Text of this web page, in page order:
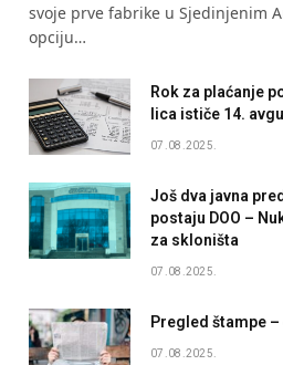
svoje prve fabrike u Sjedinjenim
opciju…
Rok za plaćanje
lica ističe 14.
07.08.2025.
Još dva javna
postaju DOO –
za skloništa
07.08.2025.
Pregled štampe
07.08.2025.